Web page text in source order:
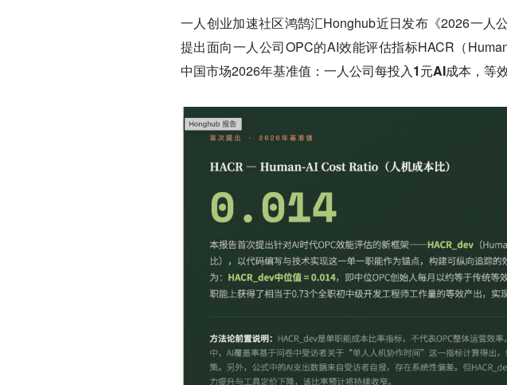
一人创业加速社区鸿鹄汇Honghub近日发布《2026一人
提出面向一人公司OPC的AI效能评估指标HACR（
中国市场2026年基准值： 一人公司每投入1元AI成本，等